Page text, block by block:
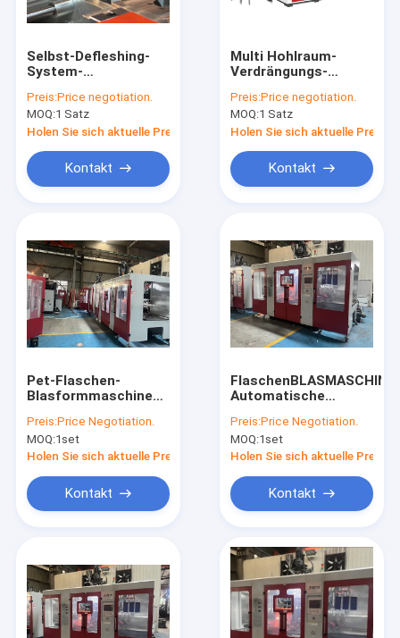
Produkte
Über uns
Selbst-Defleshing-
System-
Blasformen-
Maschine für
Lotions-Flasche 2
Schicht HDPE
Preis:Price negotiation.
MOQ:1 Satz
Holen Sie sich aktuelle Preis
Kontakt
Multi Hohlraum-
Verdrängungs-
Blasen-Maschine
MP90FS IML für
Flasche
Preis:Price negotiation.
MOQ:1 Satz
Holen Sie sich aktuelle Preis
Kontakt
Pet-Flaschen-
Blasformmaschine
Extrusionsmotorleistung
Preis:Price Negotiation.
MOQ:1set
Holen Sie sich aktuelle Preis
Kontakt
FlaschenBLASMASCHINE
Automatische
MEPER
Preis:Price Negotiation.
MOQ:1set
Holen Sie sich aktuelle Preis
Kontakt